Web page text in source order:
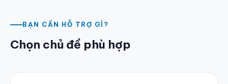
BẠN CẦN HỖ TRỢ GÌ?
Chọn chủ đề phù hợp